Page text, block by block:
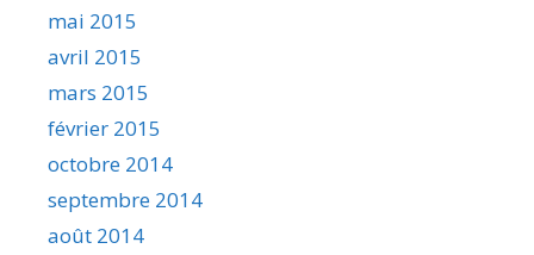
mai 2015
avril 2015
mars 2015
février 2015
octobre 2014
septembre 2014
août 2014